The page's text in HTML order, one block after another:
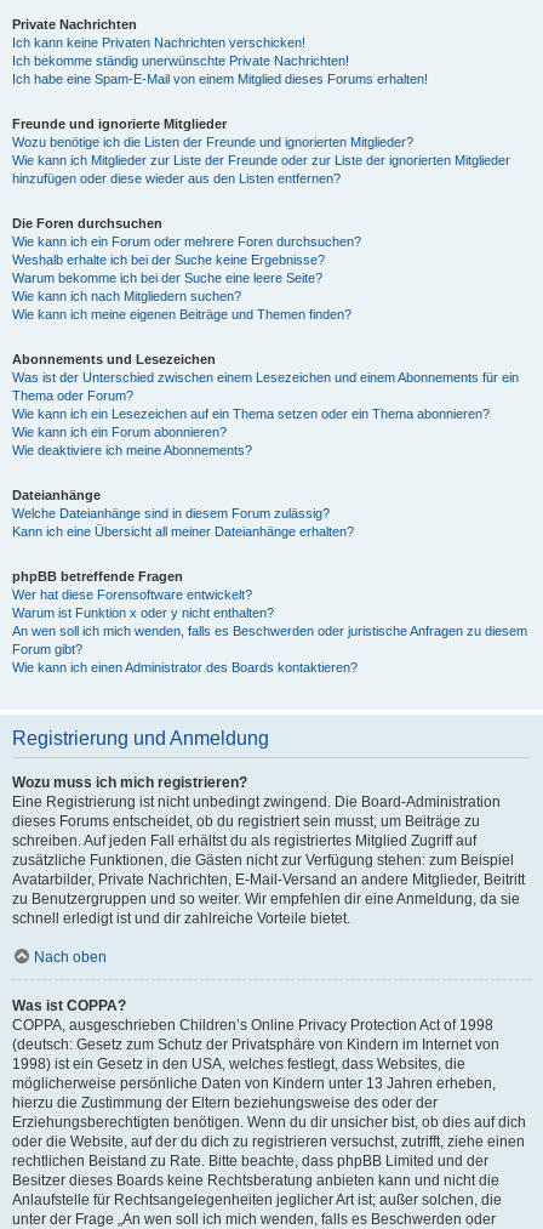
Private Nachrichten
Ich kann keine Privaten Nachrichten verschicken!
Ich bekomme ständig unerwünschte Private Nachrichten!
Ich habe eine Spam-E-Mail von einem Mitglied dieses Forums erhalten!
Freunde und ignorierte Mitglieder
Wozu benötige ich die Listen der Freunde und ignorierten Mitglieder?
Wie kann ich Mitglieder zur Liste der Freunde oder zur Liste der ignorierten Mitglieder
hinzufügen oder diese wieder aus den Listen entfernen?
Die Foren durchsuchen
Wie kann ich ein Forum oder mehrere Foren durchsuchen?
Weshalb erhalte ich bei der Suche keine Ergebnisse?
Warum bekomme ich bei der Suche eine leere Seite?
Wie kann ich nach Mitgliedern suchen?
Wie kann ich meine eigenen Beiträge und Themen finden?
Abonnements und Lesezeichen
Was ist der Unterschied zwischen einem Lesezeichen und einem Abonnements für ein
Thema oder Forum?
Wie kann ich ein Lesezeichen auf ein Thema setzen oder ein Thema abonnieren?
Wie kann ich ein Forum abonnieren?
Wie deaktiviere ich meine Abonnements?
Dateianhänge
Welche Dateianhänge sind in diesem Forum zulässig?
Kann ich eine Übersicht all meiner Dateianhänge erhalten?
phpBB betreffende Fragen
Wer hat diese Forensoftware entwickelt?
Warum ist Funktion x oder y nicht enthalten?
An wen soll ich mich wenden, falls es Beschwerden oder juristische Anfragen zu diesem
Forum gibt?
Wie kann ich einen Administrator des Boards kontaktieren?
Registrierung und Anmeldung
Wozu muss ich mich registrieren?
Eine Registrierung ist nicht unbedingt zwingend. Die Board-Administration
dieses Forums entscheidet, ob du registriert sein musst, um Beiträge zu
schreiben. Auf jeden Fall erhältst du als registriertes Mitglied Zugriff auf
zusätzliche Funktionen, die Gästen nicht zur Verfügung stehen: zum Beispiel
Avatarbilder, Private Nachrichten, E-Mail-Versand an andere Mitglieder, Beitritt
zu Benutzergruppen und so weiter. Wir empfehlen dir eine Anmeldung, da sie
schnell erledigt ist und dir zahlreiche Vorteile bietet.
Nach oben
Was ist COPPA?
COPPA, ausgeschrieben Children’s Online Privacy Protection Act of 1998
(deutsch: Gesetz zum Schutz der Privatsphäre von Kindern im Internet von
1998) ist ein Gesetz in den USA, welches festlegt, dass Websites, die
möglicherweise persönliche Daten von Kindern unter 13 Jahren erheben,
hierzu die Zustimmung der Eltern beziehungsweise des oder der
Erziehungsberechtigten benötigen. Wenn du dir unsicher bist, ob dies auf dich
oder die Website, auf der du dich zu registrieren versuchst, zutrifft, ziehe einen
rechtlichen Beistand zu Rate. Bitte beachte, dass phpBB Limited und der
Besitzer dieses Boards keine Rechtsberatung anbieten kann und nicht die
Anlaufstelle für Rechtsangelegenheiten jeglicher Art ist; außer solchen, die
unter der Frage „An wen soll ich mich wenden, falls es Beschwerden oder